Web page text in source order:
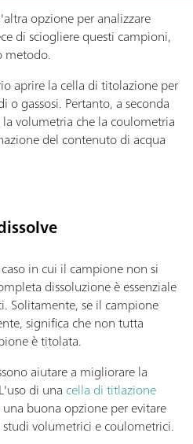
opzione per analizzare
di sciogliere questi campioni,
metodo.
aprire la cella di titolazione per
gassosi. Pertanto, a seconda
volumetria che la coulometria
del contenuto di acqua
in cui il campione non si
dissoluzione è essenziale
Solitamente, se il campione
significa che non tutta
è titolata.
aiutare a migliorare la
di una cella di titlazione
una buona opzione per evitare
volumetrici e coulometrici.